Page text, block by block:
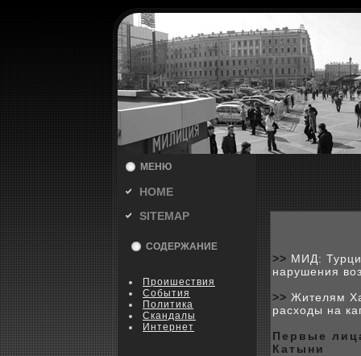
МЕНЮ
HOME
SITEMAP
СОДЕРЖАНИЕ
Пpoишествия
События
Политика
Скандалы
Интернет
>> МИД:
нарушения
>> Жителям
расходы на
Первые
Катыни